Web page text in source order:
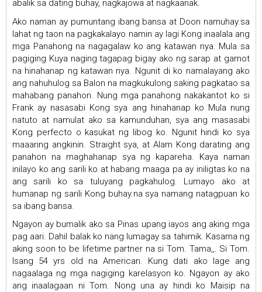
abalik sa dating buhay, nagkajowa at nagkaanak.
Ako naman ay pumuntang ibang bansa at Doon namuhay.sa
lahat ng taon na pagkakalayo namin ay lagi Kong inaalala ang
mga Panahong na nagagalaw ko ang katawan nya. Mula sa
pagiging Kuya naging tagapag bigay ako ng sarap at gamot
na hinahanap ng katawan nya. Ngunit di ko namalayang ako
ang nahuhulog sa Balon na magkukulong saking pagkatao sa
mahabang panahon. Nung mga panahong nakakantot ko si
Frank ay nasasabi Kong sya ang hinahanap ko Mula nung
natuto at namulat ako sa kamunduhan, sya ang masasabi
Kong perfecto o kasukat ng libog ko. Ngunit hindi ko sya
maaaring angkinin. Straight sya, at Alam Kong darating ang
panahon na maghahanap sya ng kapareha. Kaya naman
inilayo ko ang sarili ko at habang maaga pa ay iniligtas ko na
ang sarili ko sa tuluyang pagkahulog. Lumayo ako at
humanap ng sarili Kong buhay.na sya namang natagpuan ko
sa ibang bansa.
Ngayon ay bumalik ako sa Pinas upang iayos ang aking mga
pag aari. Dahil balak ko nang lumagay sa tahimik. Kasama ng
aking soon to be lifetime partner na si Tom. Tama,,. Si Tom.
Isang 54 yrs old na American. Kung dati ako lage ang
nagaalaga ng mga nagiging karelasyon ko. Ngayon ay ako
ang inaalagaan ni Tom. Nong una ay hindi ko Maisip na